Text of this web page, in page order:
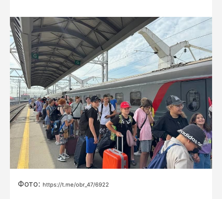
Фото: https://t.me/obr_47/6922